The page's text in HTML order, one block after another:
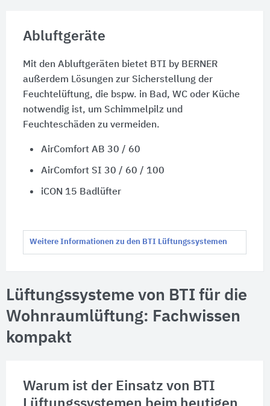
Abluftgeräte
Mit den Abluftgeräten bietet BTI by BERNER
außerdem Lösungen zur Sicherstellung der
Feuchtelüftung, die bspw. in Bad, WC oder Küche
notwendig ist, um Schimmelpilz und
Feuchteschäden zu vermeiden.
AirComfort AB 30 / 60
AirComfort SI 30 / 60 / 100
iCON 15 Badlüfter
Weitere Informationen zu den BTI Lüftungssystemen
Lüftungssysteme von BTI für die
Wohnraumlüftung: Fachwissen
kompakt
Warum ist der Einsatz von BTI